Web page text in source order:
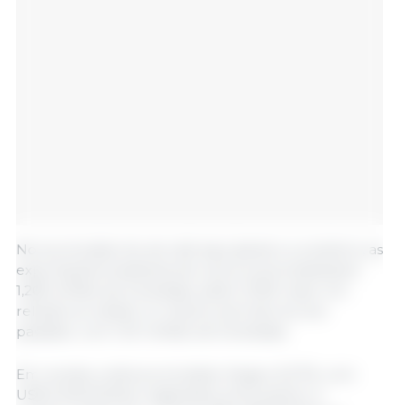
No acumulado do ano até aqui (janeiro a outubro), as
exportações brasileiras de carne suína totalizaram
1,266 milhão de toneladas, saldo 12,9% maior em
relação ao obtido no mesmo período do ano
passado, com 1,121 milhão de toneladas.
Em receita, a alta acumulada chega a 22,7%, com
US$ 3,046 bilhões registrados entre janeiro e